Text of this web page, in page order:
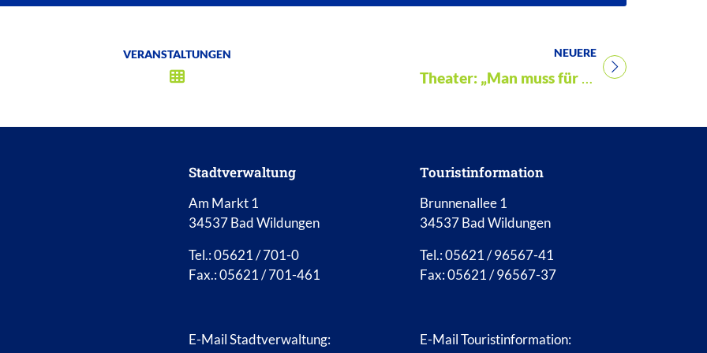
VERANSTALTUNGEN NEUERE
Titel für Veranstaltung
Theater: „Man muss für Werte eintreten. Der Mord an Walter Lübcke“
Stadtverwaltung
Am Markt 1
34537 Bad Wildungen
Tel.: 05621 / 701-0
Fax.: 05621 / 701-461
E-Mail Stadtverwaltung:
Touristinformation
Brunnenallee 1
34537 Bad Wildungen
Tel.: 05621 / 96567-41
Fax: 05621 / 96567-37
E-Mail Touristinformation: